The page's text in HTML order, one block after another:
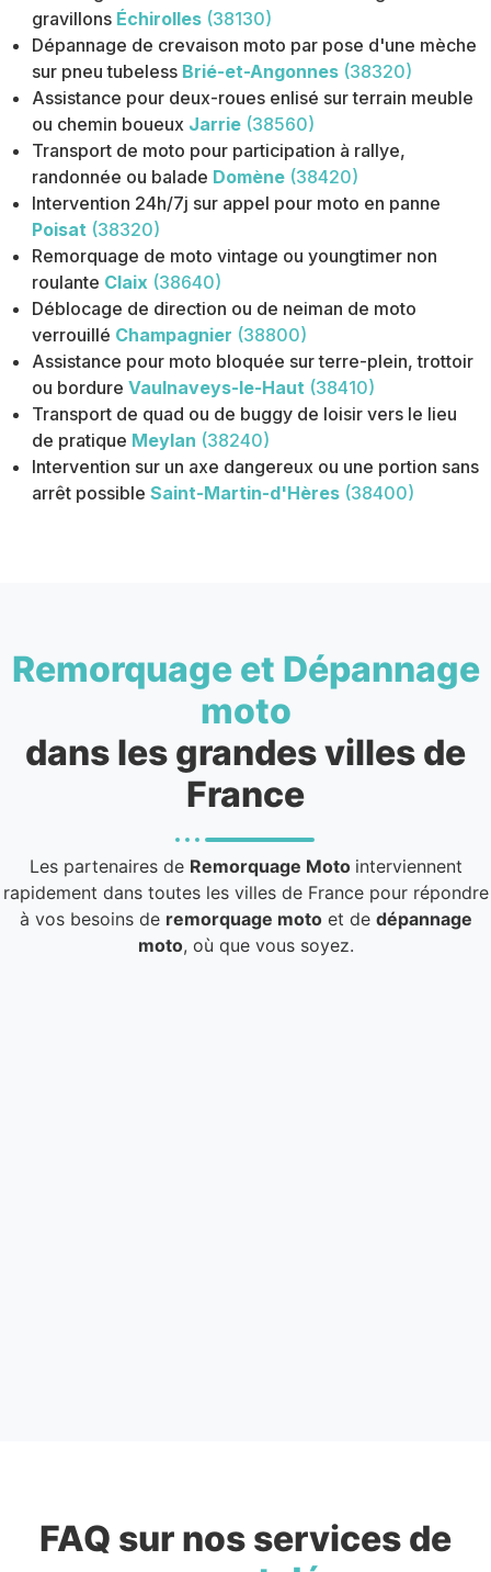
gravillons Échirolles (38130)
Dépannage de crevaison moto par pose d'une mèche
sur pneu tubeless Brié-et-Angonnes (38320)
Assistance pour deux-roues enlisé sur terrain meuble
ou chemin boueux Jarrie (38560)
Transport de moto pour participation à rallye,
randonnée ou balade Domène (38420)
Intervention 24h/7j sur appel pour moto en panne
Poisat (38320)
Remorquage de moto vintage ou youngtimer non
roulante Claix (38640)
Déblocage de direction ou de neiman de moto
verrouillé Champagnier (38800)
Assistance pour moto bloquée sur terre-plein, trottoir
ou bordure Vaulnaveys-le-Haut (38410)
Transport de quad ou de buggy de loisir vers le lieu
de pratique Meylan (38240)
Intervention sur un axe dangereux ou une portion sans
arrêt possible Saint-Martin-d'Hères (38400)
Remorquage et Dépannage
moto
dans les grandes villes de
France
Les partenaires de Remorquage Moto interviennent
rapidement dans toutes les villes de France pour répondre
à vos besoins de remorquage motoet de dépannage
moto, où que vous soyez.
FAQ sur nos services de